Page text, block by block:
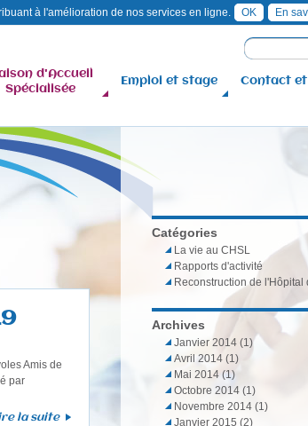
F
o
m
r
e
r
c
R
e
c
r
d'Accueil
Spécialisée
Emploi et stage Contact
Amis de
par
la suite
Catégories
La vie au CHSL
Rapports d'activité
Reconstruction de l'Hôpital
Archives
Janvier 2014 (1)
Avril 2014 (1)
Mai 2014 (1)
Octobre 2014 (1)
Novembre 2014 (1)
Janvier 2015 (2)
à l'amélioration de nos services en ligne. OK En